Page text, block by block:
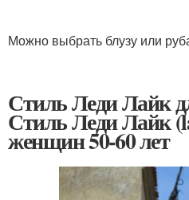
Можно выбрать блузу или
Стиль Леди Лайк
Стиль Леди Лайк
женщин 50-60 лет